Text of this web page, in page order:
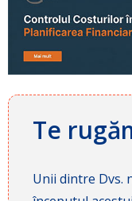
Te
Unii dintre Dvs.